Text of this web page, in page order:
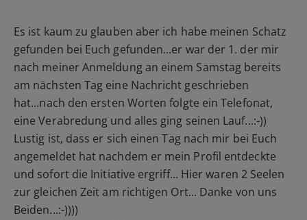
Es ist kaum zu glauben aber ich habe meinen Schatz
gefunden bei Euch gefunden...er war der 1. der mir
nach meiner Anmeldung an einem Samstag bereits
am nächsten Tag eine Nachricht geschrieben
hat...nach den ersten Worten folgte ein Telefonat,
eine Verabredung und alles ging seinen Lauf...:-))
Lustig ist, dass er sich einen Tag nach mir bei Euch
angemeldet hat nachdem er mein Profil entdeckte
und sofort die Initiative ergriff... Hier waren 2 Seelen
zur gleichen Zeit am richtigen Ort... Danke von uns
Beiden...:-))))